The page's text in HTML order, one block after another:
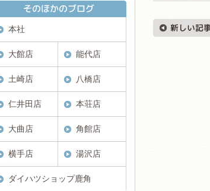
本社
大館店 能代店
土崎店 八橋店
仁井田店 本荘店
大曲店 角館店
横手店 湯沢店
ダイハツショップ鹿角